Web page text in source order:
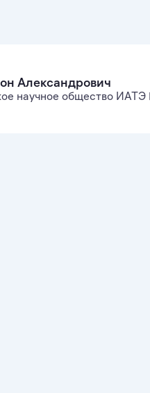
Александрович
научное общество